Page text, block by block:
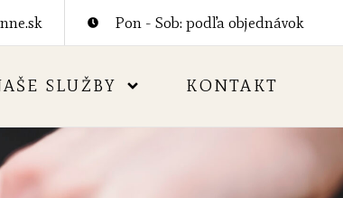
Pon - Sob: podľa objednávok
SLUŽBY KONTAKT